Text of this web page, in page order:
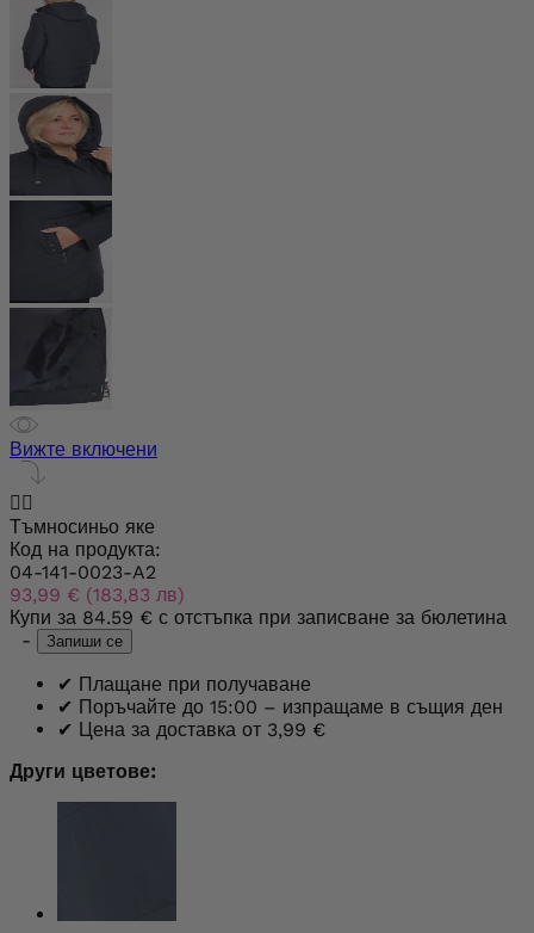
Вижте включени

Тъмносиньо яке
Код на продукта:
04-141-0023-A2
93,99 € (183,83 лв)
Купи за 84.59 € с отстъпка при записване за бюлетина
-
Запиши се
✔ Плащане при получаване
✔ Поръчайте до 15:00 – изпращаме в същия ден
✔ Цена за доставка от 3,99 €
Други цветове: